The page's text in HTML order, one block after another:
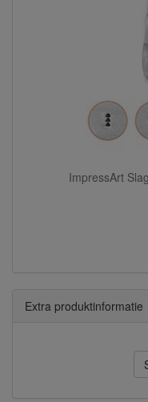
ImpressArt
Extra produktinformatie